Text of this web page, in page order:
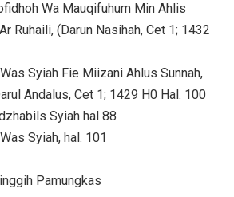
Wa Mauqifuhum Min Ahlis
Ruhaili, (Darun Nasihah, Cet 1; 1432
Syiah Fie Miizani Ahlus Sunnah,
Andalus, Cet 1; 1429 H0 Hal. 100
Syiah hal 88
Syiah, hal. 101
Pamungkas